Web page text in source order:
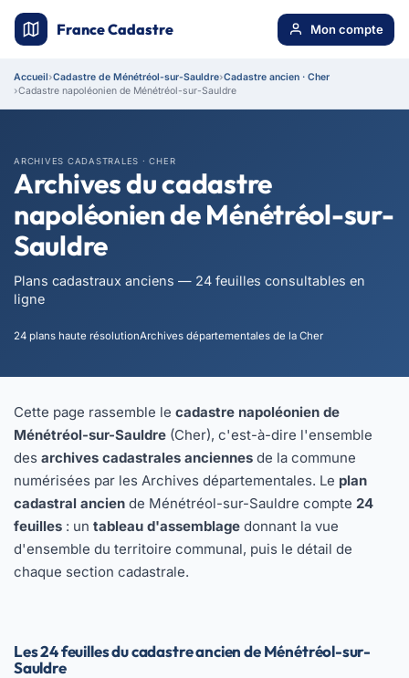
France Cadastre Mon compte
Accueil Cadastre de Ménétréol-sur-Sauldre Cadastre ancien · Cher
Cadastre napoléonien de Ménétréol-sur-Sauldre
ARCHIVES CADASTRALES · CHER
Archives du cadastre
napoléonien de Ménétréol-sur-
Sauldre
Plans cadastraux anciens — 24 feuilles consultables en
ligne
24 plans haute résolutionArchives départementales de la Cher
Cette page rassemble le cadastre napoléonien de
Ménétréol-sur-Sauldre (Cher), c'est-à-dire l'ensemble
des archives cadastrales anciennes de la commune
numérisées par les Archives départementales. Le plan
cadastral ancien de Ménétréol-sur-Sauldre compte 24
feuilles : un tableau d'assemblage donnant la vue
d'ensemble du territoire communal, puis le détail de
chaque section cadastrale.
Les 24 feuilles du cadastre ancien de Ménétréol-sur-
Sauldre